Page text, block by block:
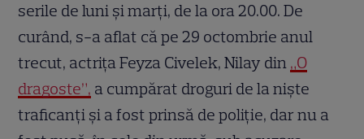
serile de luni și marți, de la ora 20.00. De
curând, s-a aflat că pe 29 octombrie anul
trecut, actrița Feyza Civelek, Nilay din „O
dragoste”, a cumpărat droguri de la niște
traficanți și a fost prinsă de poliție, dar nu a